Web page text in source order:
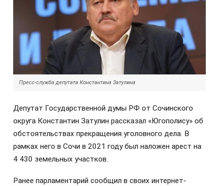
Пресс-служба депутата Константина Затулина
Депутат Государственной думы РФ от Сочинского
округа Константин Затулин рассказал «Югополису» об
обстоятельствах прекращения уголовного дела. В
рамках него в Сочи в 2021 году был наложен арест на
4 430 земельных участков.
Ранее парламентарий сообщил в своих интернет-